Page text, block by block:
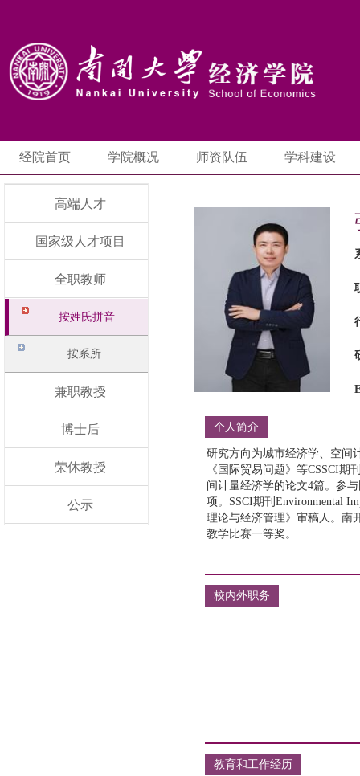
经院首页 学院概况 师资队伍 学科建设
高端人才
国家级人才项目
全职教师
按姓氏拼音
按系所
兼职教授
博士后
荣休教授
公示
个人简介
校内外职务
教育和工作经历